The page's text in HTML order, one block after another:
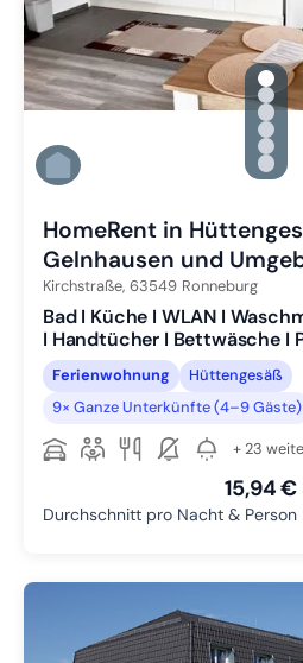
Zu
Zu
Zu
Zu
Zu
Zu
HomeRent in
Gelnhausen und
Kirchstraße, 63549 Ronneburg
Bad I Küche I WLAN I
I Handtücher I Bettwäsche I
Ferienwohnung
Hüttengesäß
9× Ganze Unterkünfte (4–9 Gäste)
+ 23
15,94 €
Durchschnitt pro Nacht & Person